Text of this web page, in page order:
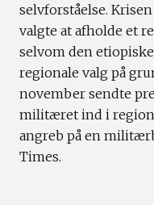
selvforståelse.
valgte at afholde et
selvom den
regionale valg på
november sendte
militæret ind i
angreb på en
Times.